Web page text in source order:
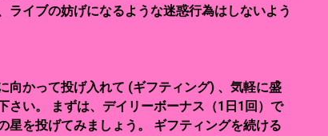
ライブの妨げになるような迷惑行為はしないよう
向かって投げ入れて (ギフティング) 、気軽に盛
さい。 まずは、デイリーボーナス（1日1回）で
星を投げてみましょう。 ギフティングを続ける